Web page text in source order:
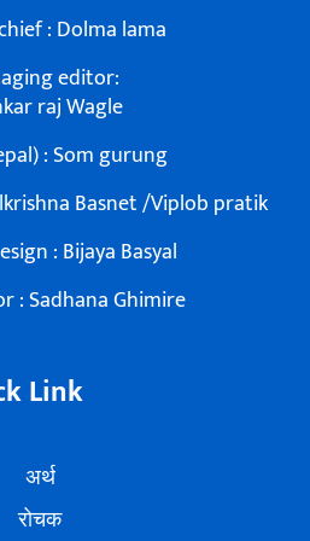
: Dolma lama
editor:
raj Wagle
: Som gurung
Basnet /Viplob pratik
: Bijaya Basyal
: Sadhana Ghimire
Link
अर्थ
रोचक